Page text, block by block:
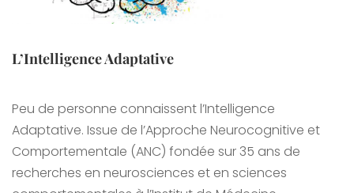
L’Intelligence Adaptative
Peu de personne connaissent l’Intelligence
Adaptative. Issue de l’Approche Neurocognitive et
Comportementale (ANC) fondée sur 35 ans de
recherches en neurosciences et en sciences